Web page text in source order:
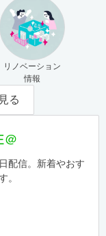
リノベーション
情報
る
＠
配信。新着やおす
。